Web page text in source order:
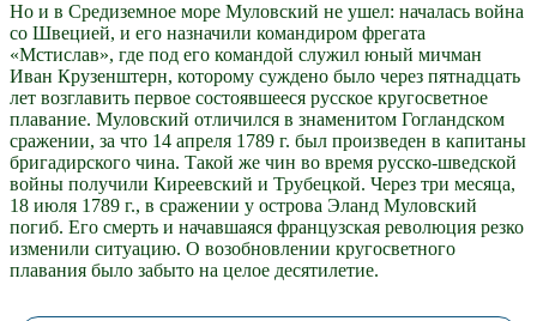
Но и в Средиземное море Муловский не ушел: началась война
со Швецией, и его назначили командиром фрегата
«Мстислав», где под его командой служил юный мичман
Иван Крузенштерн, которому суждено было через пятнадцать
лет возглавить первое состоявшееся русское кругосветное
плавание. Муловский отличился в знаменитом Гогландском
сражении, за что 14 апреля 1789 г. был произведен в капитаны
бригадирского чина. Такой же чин во время русско-шведской
войны получили Киреевский и Трубецкой. Через три месяца,
18 июля 1789 г., в сражении у острова Эланд Муловский
погиб. Его смерть и начавшаяся французская революция резко
изменили ситуацию. О возобновлении кругосветного
плавания было забыто на целое десятилетие.